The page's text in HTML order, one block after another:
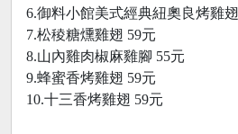
6.御料小館美式經典紐奧良烤雞
7.松稜糖燻雞翅 59元
8.山內雞肉椒麻雞腳 55元
9.蜂蜜香烤雞翅 59元
10.十三香烤雞翅 59元